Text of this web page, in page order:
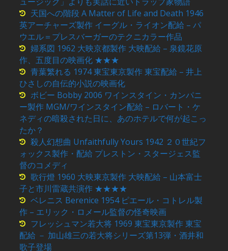
天国への階段 A Matter of Life and Death 1946
英アーチャーズ製作 イーグル・ライオン配給 – パ
ウエル＝プレスバーガーのテクニカラー作品
婦系図 1962 大映京都製作 大映配給 – 泉鏡花原
作、五度目の映画化 ★★★
青葉繁れる 1974 東宝東京製作 東宝配給 – 井上
ひさしの自伝的小説の映画化
ボビー Bobby 2006 ワインスタイン・カンパニ
ー製作 MGM/ワインスタイン配給 – ロバート・ケ
ネディの暗殺された日に、あのホテルで何が起こっ
たか？
殺人幻想曲 Unfaithfully Yours 1942 ２０世紀フ
ォックス製作・配給 プレストン・スタージェス監
督のコメディ
歌行燈 1960 大映東京製作 大映配給 – 山本富士
子と市川雷蔵共演作 ★★★★
ベレニス Berenice 1954 ピエール・コトレル製
作 – エリック・ロメール監督の怪奇映画
フレッシュマン若大将 1969 東宝東京製作 東宝
配給 － 加山雄三の若大将シリーズ第13弾・酒井和
歌子登場